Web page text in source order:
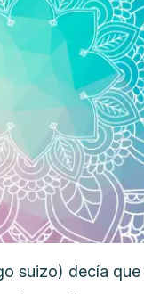
suizo) decía que